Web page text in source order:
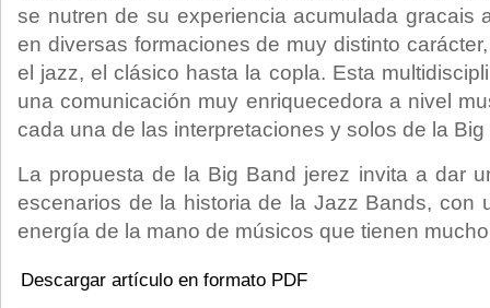
se nutren de su experiencia acumulada gracais
en diversas formaciones de muy distinto
el jazz, el clásico hasta la copla. Esta
una comunicación muy enriquecedora a nivel
cada una de las interpretaciones y solos de la Big
La propuesta de la Big Band jerez invita a dar
escenarios de la historia de la Jazz Bands, con
energía de la mano de músicos que tienen
Descargar artículo en formato PDF